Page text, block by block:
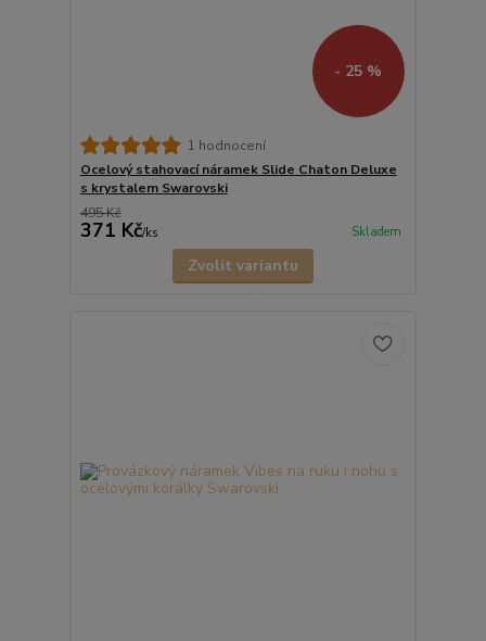
- 25 %
1 hodnocení
Ocelový stahovací náramek Slide Chaton Deluxe
s krystalem Swarovski
495 Kč
371 Kč/ks Skladem
Zvolit variantu